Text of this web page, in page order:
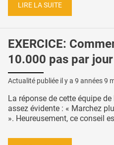
LIRE LA SUITE
EXERCICE:
10.000 pas par
Actualité publiée il y a 9 années 9
La réponse de cette équipe
assez évidente : « Marchez
». Heureusement, ce conseil